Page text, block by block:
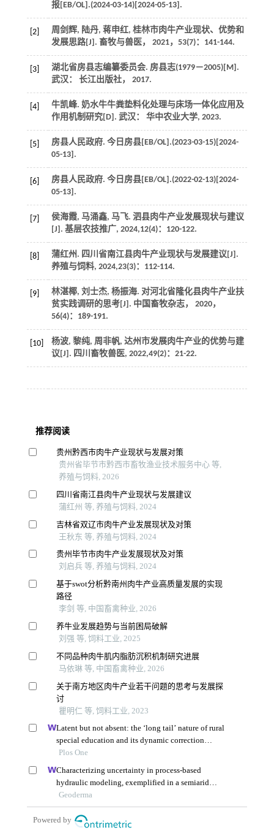
报[EB/OL].(2024-03-14)[2024-05-13].
[2]
周剑辉, 陆丹, 蒋申红, 桂林市肉牛产业现状、优势和
发展思路[J]. 畜牧与兽医， 2021， 53(7)：141-144.
[3] 湖北省房县志编纂委员会. 房县志(1979－2005)[M].
武汉： 长江出版社， 2017.
[4]
牛凯峰. 奶水牛牛粪垫料化处理与床场一体化应用及
作用机制研究[D]. 武汉： 华中农业大学, 2023.
[5] 房县人民政府. 今日房县[EB/OL].(2023-03-15)[2024-
05-13].
[6] 房县人民政府. 今日房县[EB/OL].(2022-02-13)[2024-
05-13].
[7]
侯海霞, 马涌鑫, 马飞. 泗县肉牛产业发展现状与建议
[J]. 基层农技推广 , 2024,12(4)：120-122.
[8]
蒲红州. 四川省南江县肉牛产业现状与发展建议[J].
养殖与饲料, 2024,23(3)：112-114.
[9]
林湛椰, 刘士杰, 杨振海. 对河北省隆化县肉牛产业扶
贫实践调研的思考[J]. 中国畜牧杂志， 2020，
56(4)：189-191.
[10]
杨波, 黎纯, 周非帆, 达州市发展肉牛产业的优势与建
议[J]. 四川畜牧兽医, 2022,49(2)：21-22.